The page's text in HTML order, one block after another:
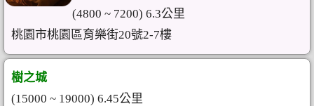
(4800 ~ 7200) 6.3公里
桃園市桃園區育樂街20號2-7樓
樹之城
(15000 ~ 19000) 6.45公里